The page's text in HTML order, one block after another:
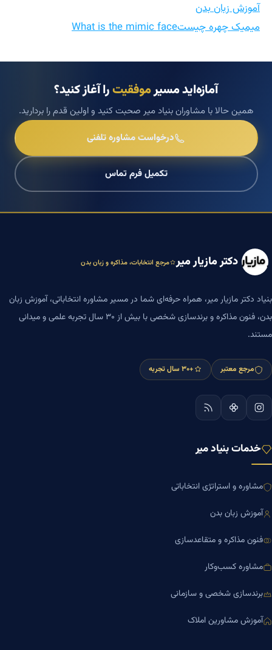
آموزش زبان بدن
میمیک چهره چیستWhat is the mimic face
آمازه‌اید مسیرموفقیترا آغاز کنید؟
همین حالا با مشاوران بنیاد میر صحبت کنید و اولین قدم را بردارید.
درخواست مشاوره تلفنی
تکمیل فرم تماس
دکتر مازیار میر مرجع انتخابات، مذاکره و زبان بدن
بنیاد دکتر مازیار میر، همراه حرفه‌ای شما در مسیر مشاوره انتخاباتی، آموزش زبان
بدن، فنون مذاکره و برندسازی شخصی با بیش از ۳۰ سال تجربه علمی و میدانی
مستند.
مرجع معتبر +۳۰ سال تجربه
خدمات بنیاد میر
مشاوره و استراتژی انتخاباتی
آموزش زبان بدن
فنون مذاکره و متقاعدسازی
مشاوره کسب‌وکار
برندسازی شخصی و سازمانی
آموزش مشاورین املاک